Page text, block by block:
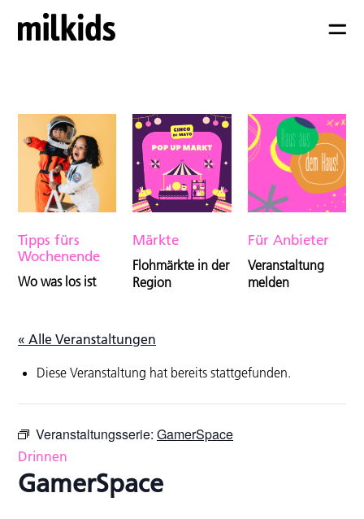
Tipps fürs
Wochenende
Wo was los ist
Märkte
Flohmärkte in der
Region
Für Anbieter
Veranstaltung
melden
« Alle Veranstaltungen
Diese Veranstaltung hat bereits stattgefunden.
Veranstaltungsserie: GamerSpace
Drinnen
GamerSpace